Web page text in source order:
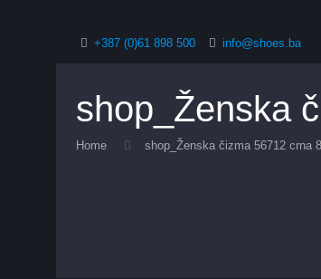
+387 (0)61 898 500 info@shoes.ba
shop_Ženska
Home shop_Ženska čizma 56712 crna